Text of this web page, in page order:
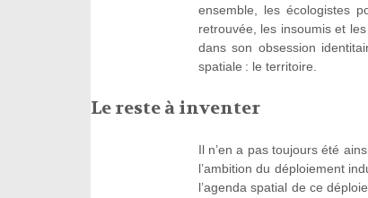
ensemble, les écologistes
retrouvée, les insoumis et
dans son obsession
spatiale : le territoire.
Le reste à inventer
Il n’en a pas toujours été
l’ambition du déploiement
l’agenda spatial de ce